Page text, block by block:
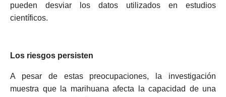
pueden desviar los datos utilizados en estudios
científicos.
Los riesgos persisten
A pesar de estas preocupaciones, la investigación
muestra que la marihuana afecta la capacidad de una